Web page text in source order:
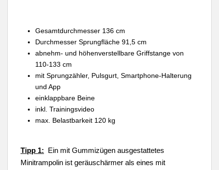
Gesamtdurchmesser 136 cm
Durchmesser Sprungfläche 91,5 cm
abnehm- und höhenverstellbare Griffstange von
110-133 cm
mit Sprungzähler, Pulsgurt, Smartphone-Halterung
und App
einklappbare Beine
inkl. Trainingsvideo
max. Belastbarkeit 120 kg
Tipp 1: Ein mit Gummizügen ausgestattetes
Minitrampolin ist geräuschärmer als eines mit